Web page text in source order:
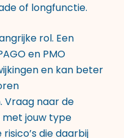
of longfunctie.
rol. Een
en PMO
en kan beter
Vraag naar de
jouw type
die daarbij